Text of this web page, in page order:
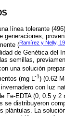
línea tolerante
generaciones,
(Ramírez y Nelly,
de Genética del
semillas,
una solución
(mg L-1) (0.62
con luz
Fe-EDTA (0, 0.5 y 2
se distribuyeron
plántulas. La